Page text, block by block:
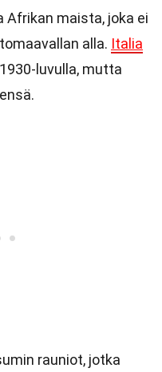
Afrikan maista, joka ei
alla. Italia
luvulla, mutta
rauniot, jotka